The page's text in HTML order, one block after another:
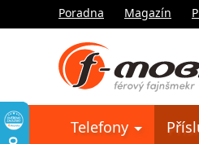
Poradna Magazín
Telefony